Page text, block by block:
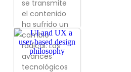
se transmite
el contenido
ha sufrido un
cambio
radical. Los
avances
tecnológicos